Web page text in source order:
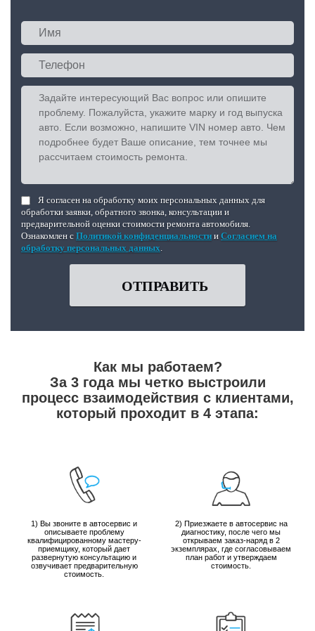
Я согласен на обработку моих персональных данных для
обработки заявки, обратного звонка, консультации и
предварительной оценки стоимости ремонта автомобиля.
Ознакомлен с Политикой конфиденциальности и Согласием на
обработку персональных данных
ОТПРАВИТЬ
Как мы работаем?
За 3 года мы четко выстроили
процесс взаимодействия с клиентами,
который проходит в 4 этапа:
1) Вы звоните в автосервис и
описываете проблему
квалифицированному мастеру-
приемщику, который дает
развернутую консультацию и
озвучивает предварительную
стоимость.
2) Приезжаете в автосервис на
диагностику, после чего мы
открываем заказ-наряд в 2
экземплярах, где согласовываем
план работ и утверждаем
стоимость.